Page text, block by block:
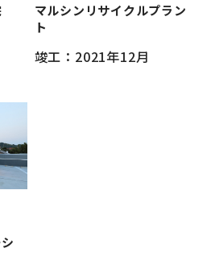
マルシンリサイクルプラン
ト
竣工：2021年12月